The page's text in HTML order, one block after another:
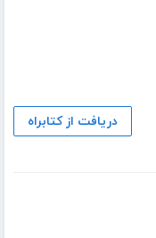
دریافت از کتابراه